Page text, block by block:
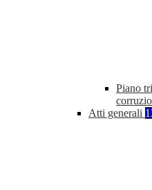
Piano
Atti generali